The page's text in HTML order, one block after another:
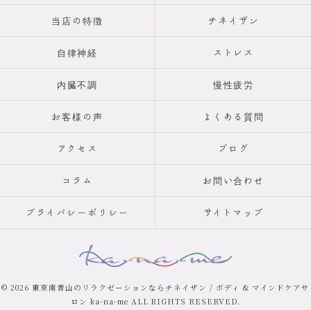
当店の特徴 チネイザン
自律神経 ストレス
内臓不調 慢性疲労
お客様の声 よくある質問
アクセス ブログ
コラム お問い合わせ
プライバシーポリシー サイトマップ
© 2026 東京南青山のリラクゼーションならチネイザン / ボディ & マインドケアサ
ロン ka-na-me ALL RIGHTS RESERVED.